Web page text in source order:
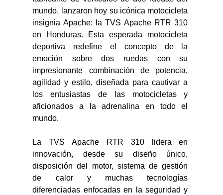
mundo, lanzaron hoy su icónica motocicleta
insignia Apache: la TVS Apache RTR 310
en Honduras. Esta esperada motocicleta
deportiva redefine el concepto de la
emoción sobre dos ruedas con su
impresionante combinación de potencia,
agilidad y estilo, diseñada para cautivar a
los entusiastas de las motocicletas y
aficionados a la adrenalina en todo el
mundo.
La TVS Apache RTR 310 lidera en
innovación, desde su diseño único,
disposición del motor, sistema de gestión
de calor y muchas tecnologías
diferenciadas enfocadas en la seguridad y